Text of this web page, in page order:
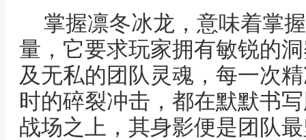
掌握凛冬冰龙，意味着掌
量，它要求玩家拥有敏锐的
及无私的团队灵魂，每一次
时的碎裂冲击，都在默默书
战场之上，其身影便是团队